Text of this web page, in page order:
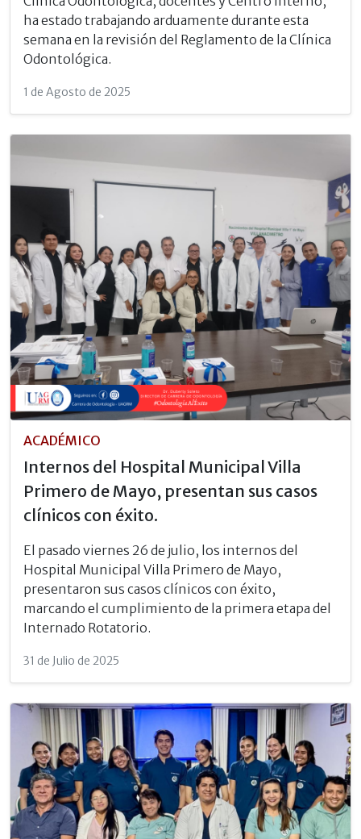
ha estado trabajando arduamente durante esta
semana en la revisión del Reglamento de la Clínica
Odontológica.
1 de Agosto de 2025
ACADÉMICO
Internos del Hospital Municipal Villa
Primero de Mayo, presentan sus casos
clínicos con éxito.
El pasado viernes 26 de julio, los internos del
Hospital Municipal Villa Primero de Mayo,
presentaron sus casos clínicos con éxito,
marcando el cumplimiento de la primera etapa del
Internado Rotatorio.
31 de Julio de 2025